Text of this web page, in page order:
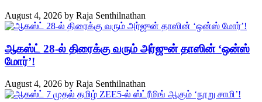
August 4, 2026 by Raja Senthilnathan
ஆகஸ்ட் 28-ல் திரைக்கு வரும் அர்ஜுன் தாஸின் ‘ஒன்ஸ்
மோர்’!
August 4, 2026 by Raja Senthilnathan